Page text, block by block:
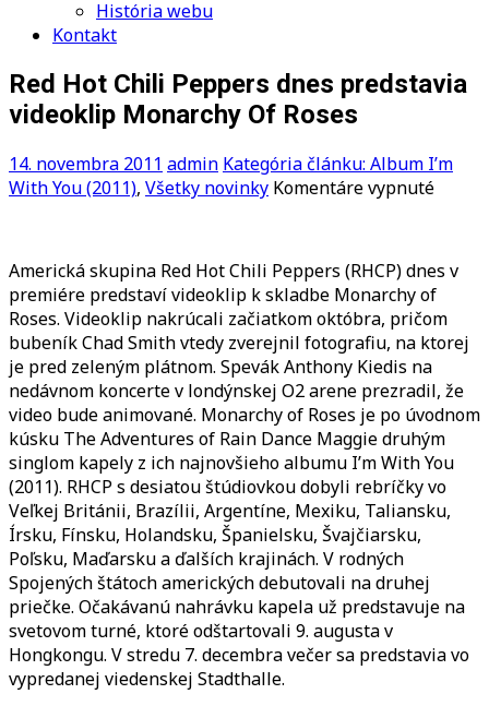
História webu
Kontakt
Red Hot Chili Peppers dnes predstavia
videoklip Monarchy Of Roses
14. novembra 2011 admin Kategória článku: Album I’m
With You (2011), Všetky novinky Komentáre vypnuténa
dnes
Of
Roses
Americká skupina Red Hot Chili Peppers (RHCP) dnes v
premiére predstaví videoklip k skladbe Monarchy of
Roses. Videoklip nakrúcali začiatkom októbra, pričom
bubeník Chad Smith vtedy zverejnil fotografiu, na ktorej
je pred zeleným plátnom. Spevák Anthony Kiedis na
nedávnom koncerte v londýnskej O2 arene prezradil, že
video bude animované. Monarchy of Roses je po úvodnom
kúsku The Adventures of Rain Dance Maggie druhým
singlom kapely z ich najnovšieho albumu I’m With You
(2011). RHCP s desiatou štúdiovkou dobyli rebríčky vo
Veľkej Británii, Brazílii, Argentíne, Mexiku, Taliansku,
Írsku, Fínsku, Holandsku, Španielsku, Švajčiarsku,
Poľsku, Maďarsku a ďalších krajinách. V rodných
Spojených štátoch amerických debutovali na druhej
priečke. Očakávanú nahrávku kapela už predstavuje na
svetovom turné, ktoré odštartovali 9. augusta v
Hongkongu. V stredu 7. decembra večer sa predstavia vo
vypredanej viedenskej Stadthalle.